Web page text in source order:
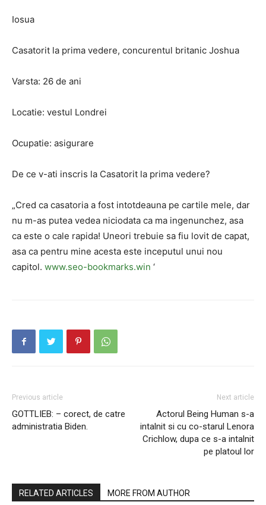
Iosua
Casatorit la prima vedere, concurentul britanic Joshua
Varsta: 26 de ani
Locatie: vestul Londrei
Ocupatie: asigurare
De ce v-ati inscris la Casatorit la prima vedere?
„Cred ca casatoria a fost intotdeauna pe cartile mele, dar
nu m-as putea vedea niciodata ca ma ingenunchez, asa
ca este o cale rapida! Uneori trebuie sa fiu lovit de capat,
asa ca pentru mine acesta este inceputul unui nou
capitol. www.seo-bookmarks.win ‘
Previous article
GOTTLIEB: – corect, de catre
administratia Biden.
Next article
Actorul Being Human s-a
intalnit si cu co-starul Lenora
Crichlow, dupa ce s-a intalnit
pe platoul lor
RELATED ARTICLES MORE FROM AUTHOR